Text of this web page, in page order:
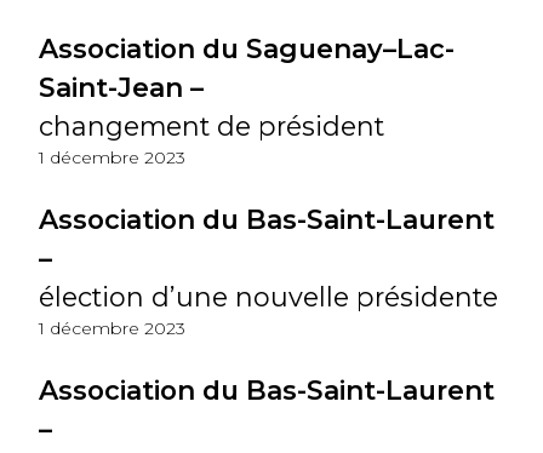
Association du Saguenay–Lac-
Saint-Jean –
changement de président
1 décembre 2023
Association du Bas-Saint-Laurent
–
élection d’une nouvelle présidente
1 décembre 2023
Association du Bas-Saint-Laurent
–